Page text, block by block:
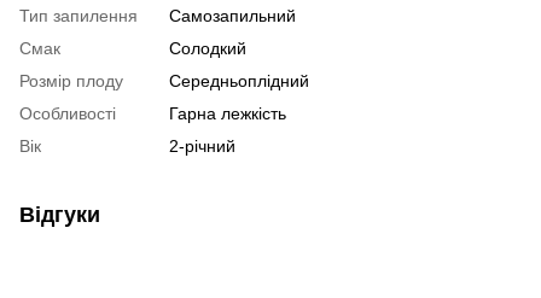
Тип запилення
Самозапильний
Смак
Солодкий
Розмір плоду
Середньоплідний
Особливості
Гарна лежкість
Вік
2-річний
Відгуки